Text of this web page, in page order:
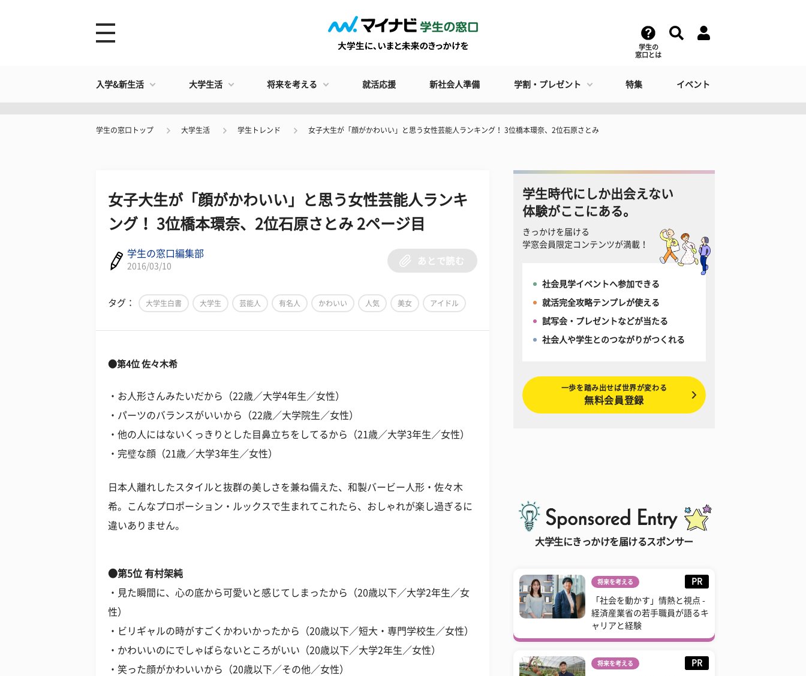
学生の
窓口とは
入学&新生活 大学生活 将来を考える 就活応援 新社会人準備 学割・プレゼント 特集 イベント
学生の窓口トップ 大学生活 学生トレンド 女子大生が「顔がかわいい」と思う女性芸能人ランキング！ 3位橋本環奈、2位石原さとみ
女子大生が「顔がかわいい」と思う女性芸能人ランキ
ング！ 3位橋本環奈、2位石原さとみ 2ページ目
学生の窓口編集部
2016/03/10
あとで読む
タグ： 大学生白書 大学生 芸能人 有名人 かわいい 人気 美女 アイドル
●第4位 佐々木希
・お人形さんみたいだから（22歳／大学4年生／女性）
・パーツのバランスがいいから（22歳／大学院生／女性）
・他の人にはないくっきりとした目鼻立ちをしてるから（21歳／大学3年生／女性）
・完璧な顔（21歳／大学3年生／女性）
日本人離れしたスタイルと抜群の美しさを兼ね備えた、和製バービー人形・佐々木
希。こんなプロポーション・ルックスで生まれてこれたら、おしゃれが楽し過ぎるに
違いありません。
●第5位 有村架純
・見た瞬間に、心の底から可愛いと感じてしまったから（20歳以下／大学2年生／女
性）
・ビリギャルの時がすごくかわいかったから（20歳以下／短大・専門学校生／女性）
・かわいいのにでしゃばらないところがいい（20歳以下／大学2年生／女性）
・笑った顔がかわいいから（20歳以下／その他／女性）
学生時代にしか出会えない
体験がここにある。
きっかけを届ける
学窓会員限定コンテンツが満載！
社会見学イベントへ参加できる
就活完全攻略テンプレが使える
試写会・プレゼントなどが当たる
社会人や学生とのつながりがつくれる
一歩を踏み出せば世界が変わる
無料会員登録
大学生にきっかけを届けるスポンサー
将来を考える PR
「社会を動かす」情熱と視点 -
経済産業省の若手職員が語るキ
ャリアと経験
将来を考える PR